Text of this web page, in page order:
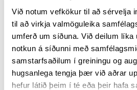
Við notum vefkökur til að sérvelja
til að virkja valmöguleika
umferð um síðuna. Við deilum líka
notkun á síðunni með
samstarfsaðilum í greiningu og
hugsanlega tengja þær við aðrar
hefur látið þeim í té eða þeir hafa